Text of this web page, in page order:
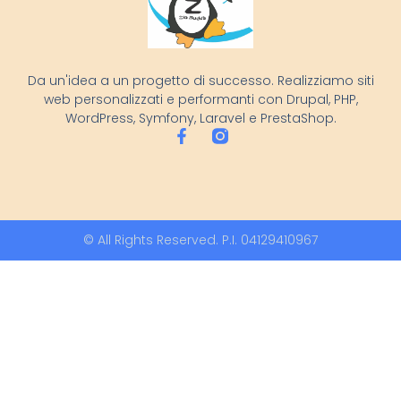
Da un'idea a un progetto di successo. Realizziamo siti
web personalizzati e performanti con Drupal, PHP,
WordPress, Symfony, Laravel e PrestaShop.
© All Rights Reserved. P.I. 04129410967